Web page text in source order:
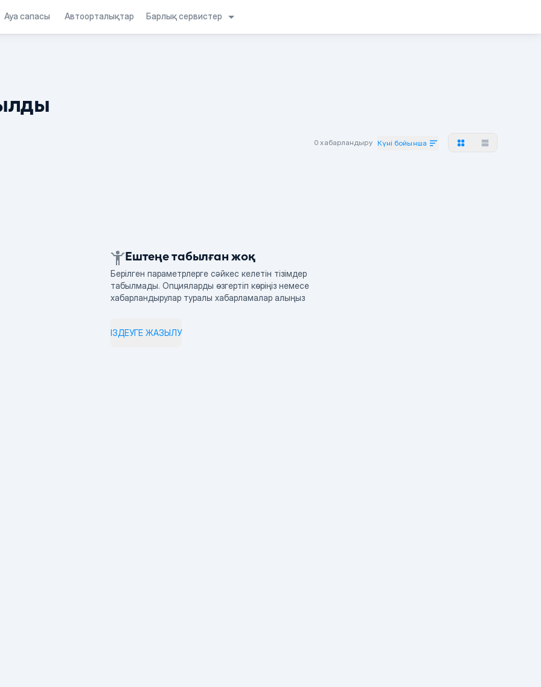
Ауа сапасы Автоорталықтар Барлық сервистер
0 хабарландыру Күні бойынша
Ештеңе табылған жоқ
Берілген параметрлерге сәйкес келетін тізімдер
табылмады. Опцияларды өзгертіп көріңіз немесе
хабарландырулар туралы хабарламалар алыңыз
ІЗДЕУГЕ ЖАЗЫЛУ